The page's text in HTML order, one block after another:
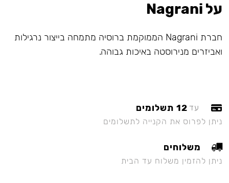
על Nagrani
חברת Nagrani הממוקמת ברוסיה מתמחה בייצור נרגילות
ואביזרים מנירוסטה באיכות גבוהה.
עד 12 תשלומים
ניתן לפרוס את הקנייה לתשלומים
משלוחים
ניתן להזמין משלוח עד הבית